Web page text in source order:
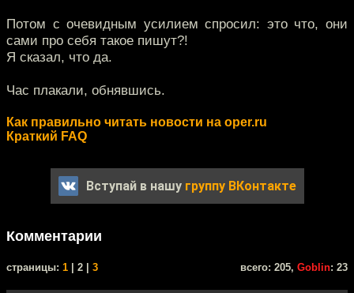
Потом с очевидным усилием спросил: это что, они
сами про себя такое пишут?!
Я сказал, что да.
Час плакали, обнявшись.
Как правильно читать новости на oper.ru
Краткий FAQ
Вступай в нашу группу ВКонтакте
Комментарии
cтраницы: 1 | 2 | 3 всего: 205, Goblin: 23